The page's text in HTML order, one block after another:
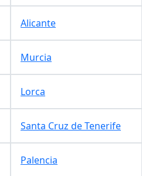
Alicante
Murcia
Lorca
Santa Cruz de Tenerife
Palencia